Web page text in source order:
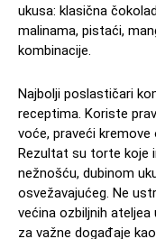
ukusa: klasična
malinama, pistaći,
kombinacije.
Najbolji poslastičari
receptima. Koriste
voće, praveći kremove
Rezultat su torte koje
nežnošću, dubinom
osvežavajućeg. Ne
većina ozbiljnih ateljea
za važne događaje